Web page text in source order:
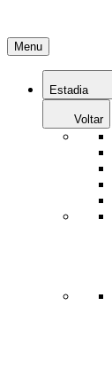
Menu
Estadia
Voltar